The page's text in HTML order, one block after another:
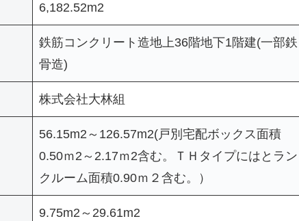
6,182.52m2
鉄筋コンクリート造地上36階地下1階建(一部鉄
骨造)
株式会社大林組
56.15m2～126.57m2(戸別宅配ボックス面積
0.50ｍ2～2.17ｍ2含む。ＴＨタイプにはとラン
クルーム面積0.90ｍ２含む。）
9.75m2～29.61m2